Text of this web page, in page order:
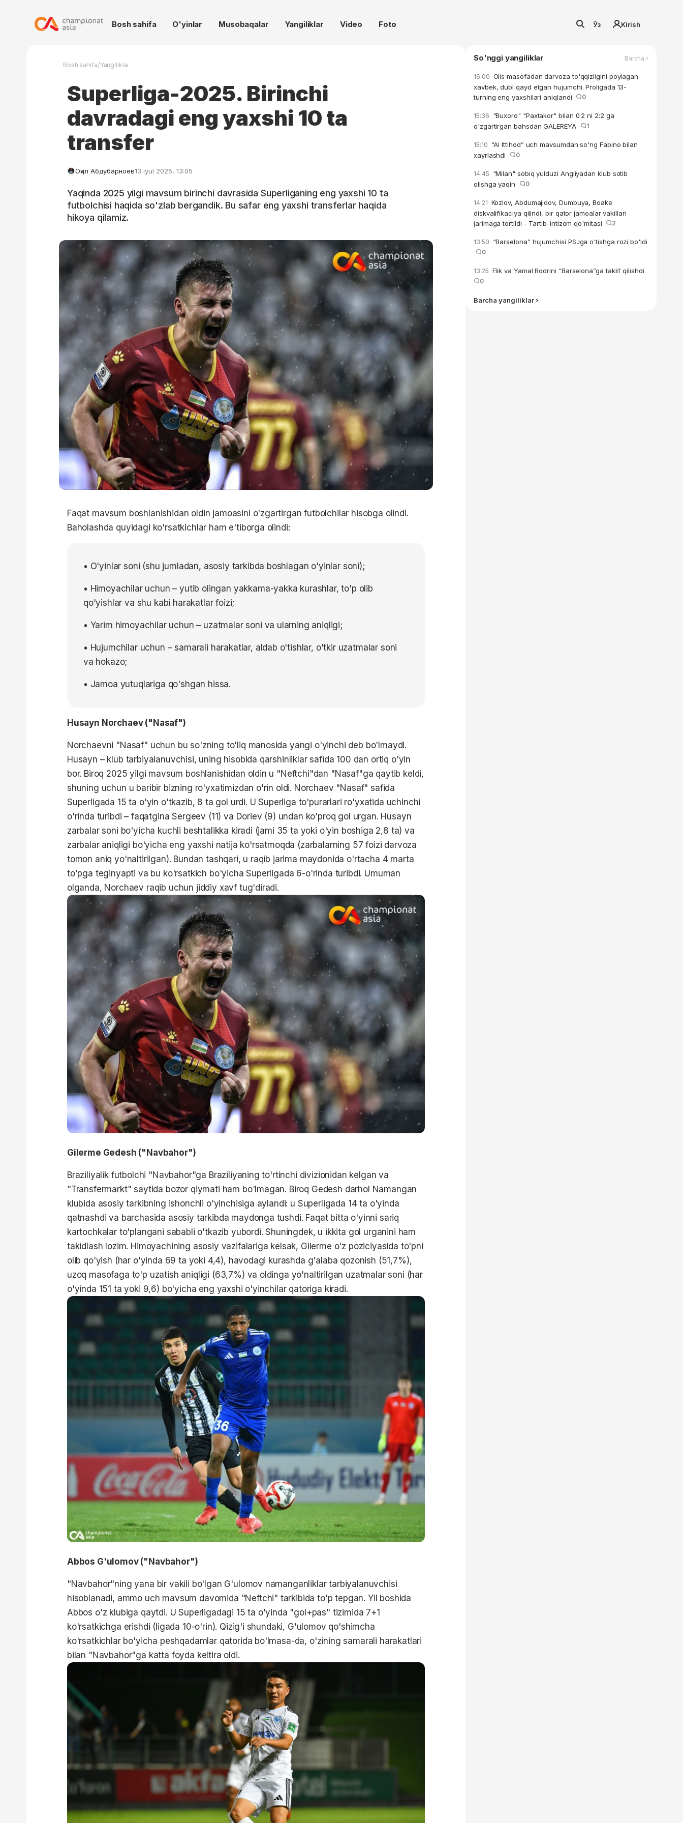
Bosh sahifa O'yinlar Musobaqalar Yangiliklar Video Foto Ўз Kirish
Bosh sahifa/Yangiliklar
Superliga-2025. Birinchi
davradagi eng yaxshi 10 ta
transfer
Оқил Абдубарноев13 iyul 2025, 13:05
Yaqinda 2025 yilgi mavsum birinchi davrasida Superliganing eng yaxshi 10 ta
futbolchisi haqida so'zlab bergandik. Bu safar eng yaxshi transferlar haqida
hikoya qilamiz.
Faqat mavsum boshlanishidan oldin jamoasini o'zgartirgan futbolchilar hisobga olindi.
Baholashda quyidagi ko'rsatkichlar ham e'tiborga olindi:
• O'yinlar soni (shu jumladan, asosiy tarkibda boshlagan o'yinlar soni);
• Himoyachilar uchun – yutib olingan yakkama-yakka kurashlar, to'p olib
qo'yishlar va shu kabi harakatlar foizi;
• Yarim himoyachilar uchun – uzatmalar soni va ularning aniqligi;
• Hujumchilar uchun – samarali harakatlar, aldab o'tishlar, o'tkir uzatmalar soni
va hokazo;
• Jamoa yutuqlariga qo'shgan hissa.
Husayn Norchaev ("Nasaf")
Norchaevni "Nasaf" uchun bu so'zning to'liq manosida yangi o'yinchi deb bo'lmaydi.
Husayn – klub tarbiyalanuvchisi, uning hisobida qarshinliklar safida 100 dan ortiq o'yin
bor. Biroq 2025 yilgi mavsum boshlanishidan oldin u "Neftchi"dan "Nasaf"ga qaytib keldi,
shuning uchun u baribir bizning ro'yxatimizdan o'rin oldi. Norchaev "Nasaf" safida
Superligada 15 ta o'yin o'tkazib, 8 ta gol urdi. U Superliga to'purarlari ro'yxatida uchinchi
o'rinda turibdi – faqatgina Sergeev (11) va Doriev (9) undan ko'proq gol urgan. Husayn
zarbalar soni bo'yicha kuchli beshtalikka kiradi (jami 35 ta yoki o'yin boshiga 2,8 ta) va
zarbalar aniqligi bo'yicha eng yaxshi natija ko'rsatmoqda (zarbalarning 57 foizi darvoza
tomon aniq yo'naltirilgan). Bundan tashqari, u raqib jarima maydonida o'rtacha 4 marta
to'pga teginyapti va bu ko'rsatkich bo'yicha Superligada 6-o'rinda turibdi. Umuman
olganda, Norchaev raqib uchun jiddiy xavf tug'diradi.
Gilerme Gedesh ("Navbahor")
Braziliyalik futbolchi "Navbahor"ga Braziliyaning to'rtinchi divizionidan kelgan va
"Transfermarkt" saytida bozor qiymati ham bo'lmagan. Biroq Gedesh darhol Namangan
klubida asosiy tarkibning ishonchli o'yinchisiga aylandi: u Superligada 14 ta o'yinda
qatnashdi va barchasida asosiy tarkibda maydonga tushdi. Faqat bitta o'yinni sariq
kartochkalar to'plangani sababli o'tkazib yubordi. Shuningdek, u ikkita gol urganini ham
takidlash lozim. Himoyachining asosiy vazifalariga kelsak, Gilerme o'z poziciyasida to'pni
olib qo'yish (har o'yinda 69 ta yoki 4,4), havodagi kurashda g'alaba qozonish (51,7%),
uzoq masofaga to'p uzatish aniqligi (63,7%) va oldinga yo'naltirilgan uzatmalar soni (har
o'yinda 151 ta yoki 9,6) bo'yicha eng yaxshi o'yinchilar qatoriga kiradi.
Abbos G'ulomov ("Navbahor")
"Navbahor"ning yana bir vakili bo'lgan G'ulomov namanganliklar tarbiyalanuvchisi
hisoblanadi, ammo uch mavsum davomida "Neftchi" tarkibida to'p tepgan. Yil boshida
Abbos o'z klubiga qaytdi. U Superligadagi 15 ta o'yinda "gol+pas" tizimida 7+1
ko'rsatkichga erishdi (ligada 10-o'rin). Qizig'i shundaki, G'ulomov qo'shimcha
ko'rsatkichlar bo'yicha peshqadamlar qatorida bo'lmasa-da, o'zining samarali harakatlari
bilan "Navbahor"ga katta foyda keltira oldi.
So'nggi yangiliklar Barcha ›
16:00 Olis masofadan darvoza to'qqizligini poylagan
xavbek, dubl qayd etgan hujumchi. Proligada 13-
turning eng yaxshilari aniqlandi
0
15:36 "Buxoro" "Paxtakor" bilan 0:2 ni 2:2 ga
o'zgartirgan bahsdan GALEREYA
1
15:10 “Al Ittihod” uch mavsumdan so'ng Fabino bilan
xayrlashdi
0
14:45 "Milan" sobiq yulduzi Angliyadan klub sotib
olishga yaqin
0
14:21 Kozlov, Abdumajidov, Dumbuya, Boake
diskvalifikaciya qilindi, bir qator jamoalar vakillari
jarimaga tortildi - Tartib-intizom qo'mitasi
2
13:50 “Barselona” hujumchisi PSJga o'tishga rozi bo'ldi
0
13:25 Flik va Yamal Rodrini “Barselona”ga taklif qilishdi
0
Barcha yangiliklar ›